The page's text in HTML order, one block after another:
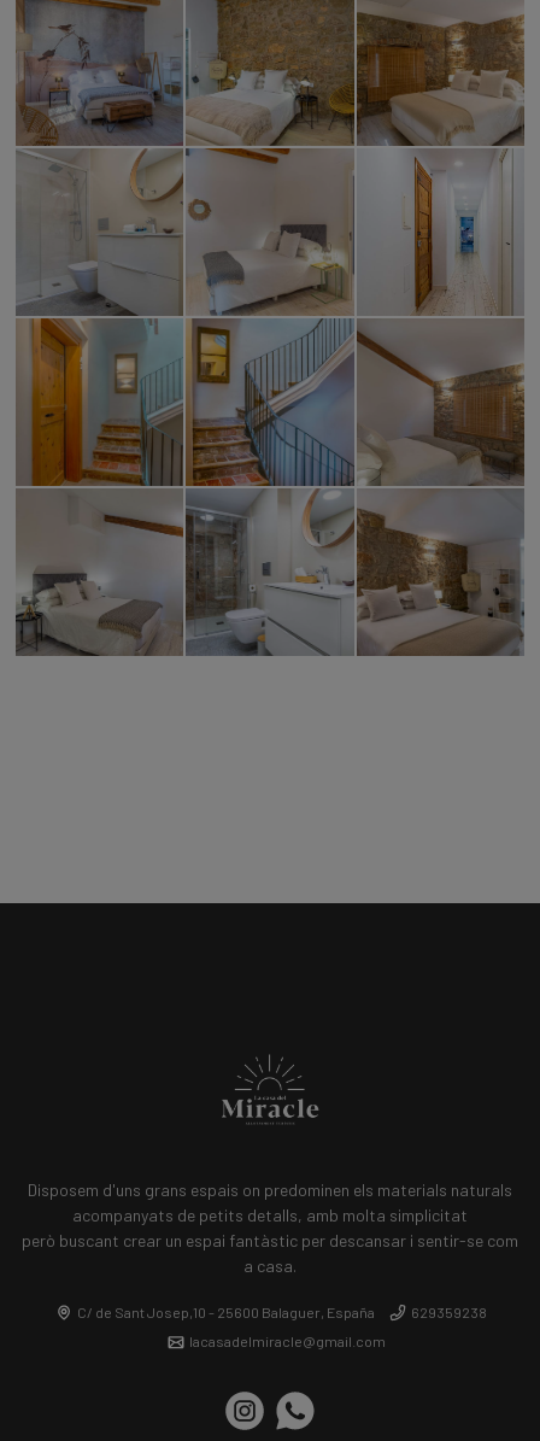
Disposem d'uns grans espais on predominen els materials naturals
acompanyats de petits detalls, amb molta simplicitat
però buscant crear un espai fantàstic per descansar i sentir-se com
a casa.
C/ de Sant Josep,10 - 25600 Balaguer, España
629359238
lacasadelmiracle@gmail.com